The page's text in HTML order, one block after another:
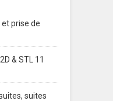
et prise de
& STL 11
suites